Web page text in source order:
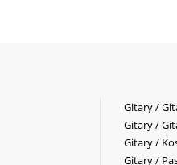
Gitary /
Gitary /
Gitary /
Gitary /